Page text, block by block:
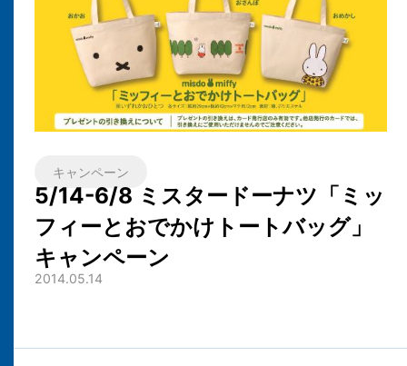
キャンペーン
5/14-6/8 ミスタードーナツ「ミッ
フィーとおでかけトートバッグ」
キャンペーン
2014.05.14